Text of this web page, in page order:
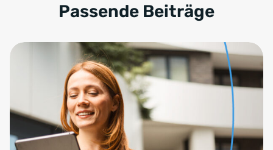
Passende Beiträge